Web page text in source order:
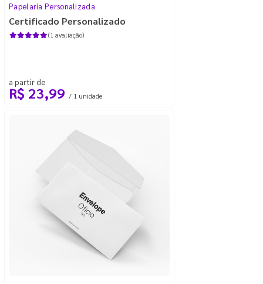
Papelaria Personalizada
Certificado Personalizado
(1 avaliação)
a partir de
R$ 23,99 / 1 unidade